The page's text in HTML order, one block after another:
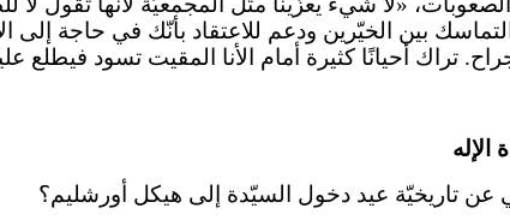
بين الخيّرين ودعم للاعتقاد بأنّك في حاجة
تراك أحيانًا كثيرة أمام الأنا المقيت تسود فيطلع
الإله
عن تاريخيّة عيد دخول السيّدة إلى هيكل أورشليم؟